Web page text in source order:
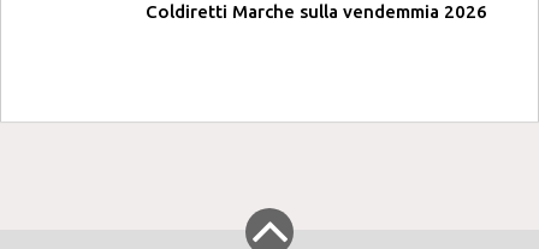
Coldiretti Marche sulla vendemmia 2026